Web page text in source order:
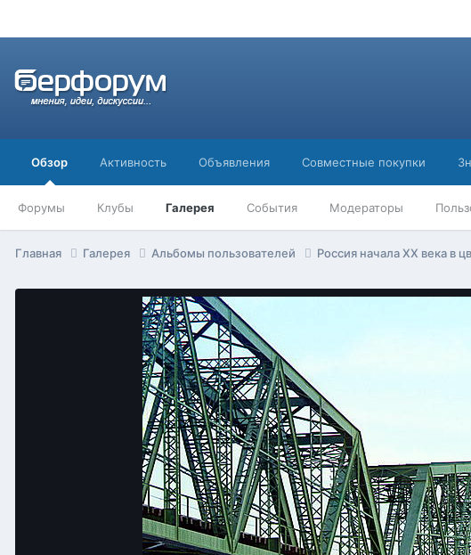
Обзор
Форумы Клубы Галерея События Модераторы
Активность Объявления Совместные покупки
Главная Галерея Альбомы пользователей Россия начала ХХ века в